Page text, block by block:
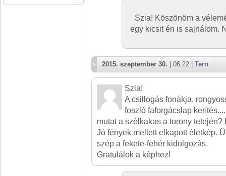
Szia! Köszönöm a
egy kicsit én is sajnálom.
2015. szeptember 30. | 06:22 | Tern
Szia!
A csillogás fonákja,
foszló faforgácslap
mutat a szélkakas a torony
Jó fények mellett elkapott életkép.
szép a fekete-fehér kidolgozás.
Gratulálok a képhez!